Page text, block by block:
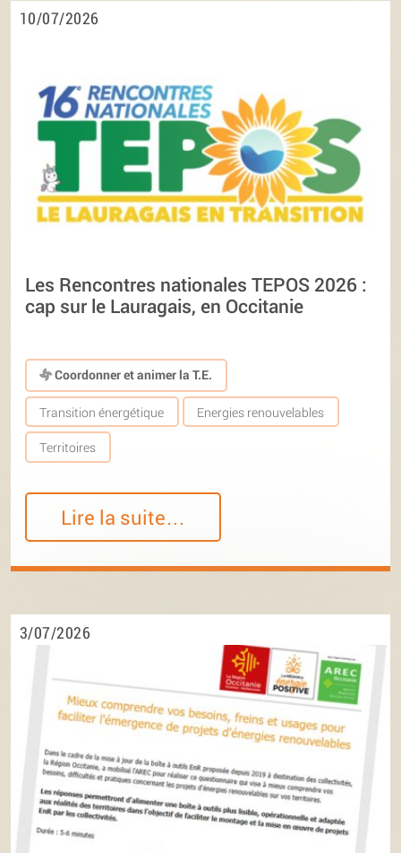
10/07/2026
Les Rencontres nationales TEPOS 2026 :
cap sur le Lauragais, en Occitanie
Coordonner et animer la T.E.
Transition énergétique Energies renouvelables
Territoires
Lire la suite…
3/07/2026